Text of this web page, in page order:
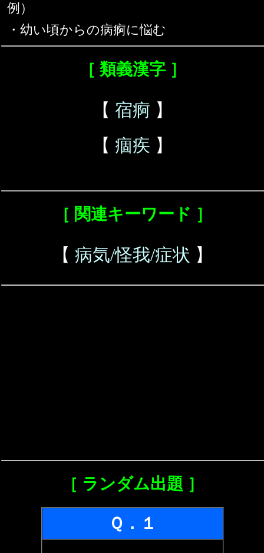
例）
・幼い頃からの病痾に悩む
［ 類義漢字 ］
【 宿痾 】
【 痼疾 】
［ 関連キーワード ］
【 病気/怪我/症状 】
［ ランダム出題 ］
Ｑ．１